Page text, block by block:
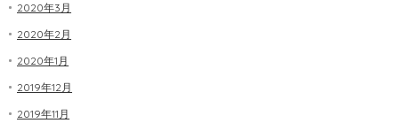
2020年3月
2020年2月
2020年1月
2019年12月
2019年11月